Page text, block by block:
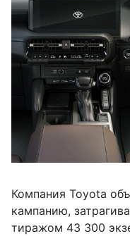
Компания Toyota
кампанию,
тиражом 43 300